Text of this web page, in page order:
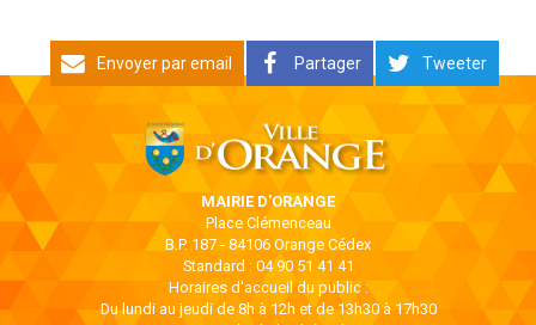
Envoyer par email Partager Tweeter
MAIRIE D'ORANGE
Place Clémenceau
B.P. 187 - 84106 Orange Cédex
Standard : 04 90 51 41 41
Horaires d'accueil du public :
Du lundi au jeudi de 8h à 12h et de 13h30 à 17h30